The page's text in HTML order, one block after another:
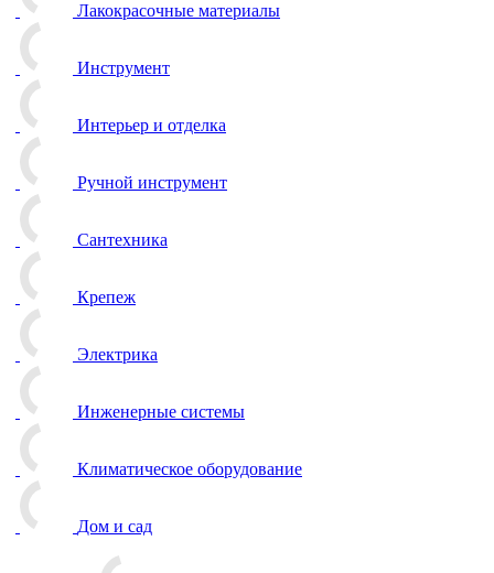
Лакокрасочные материалы
Инструмент
Интерьер и отделка
Ручной инструмент
Сантехника
Крепеж
Электрика
Инженерные системы
Климатическое оборудование
Дом и сад